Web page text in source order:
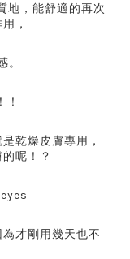
地，能舒適的再次
，
。
！
乾燥皮膚專用，
呢！？
才剛用幾天也不